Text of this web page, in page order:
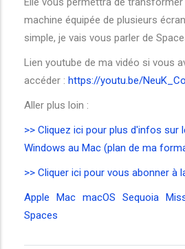
machine équipée de plusieurs
simple, je vais vous parler de
Lien youtube de ma vidéo si vous
accéder : https://youtu.be/
Aller plus loin :
>> Cliquez ici pour plus d'infos sur
Windows au Mac (plan de ma
>> Cliquer ici pour vous abonner à
Apple
Mac macOS Sequoia
Spaces